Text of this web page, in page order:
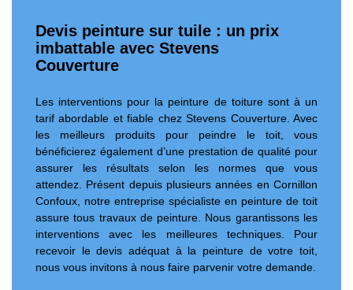
Devis peinture sur tuile : un prix
imbattable avec Stevens
Couverture
Les interventions pour la peinture de toiture sont à un
tarif abordable et fiable chez Stevens Couverture. Avec
les meilleurs produits pour peindre le toit, vous
bénéficierez également d’une prestation de qualité pour
assurer les résultats selon les normes que vous
attendez. Présent depuis plusieurs années en Cornillon
Confoux, notre entreprise spécialiste en peinture de toit
assure tous travaux de peinture. Nous garantissons les
interventions avec les meilleures techniques. Pour
recevoir le devis adéquat à la peinture de votre toit,
nous vous invitons à nous faire parvenir votre demande.